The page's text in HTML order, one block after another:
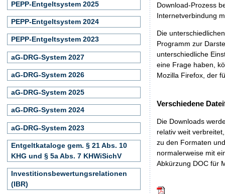
Download-Prozess
Internetverbindung
Die
Programm zur
unterschiedliche
eine Frage haben,
Mozilla Firefox, der
Verschiedene
Die Downloads
relativ weit
zu den Formaten
normalerweise mit
Abkürzung DOC für
PEPP-Entgeltsystem 2025
PEPP-Entgeltsystem 2024
PEPP-Entgeltsystem 2023
aG-DRG-System 2027
aG-DRG-System 2026
aG-DRG-System 2025
aG-DRG-System 2024
aG-DRG-System 2023
Entgeltkataloge gem. § 21 Abs. 10
KHG und § 5a Abs. 7 KHWiSichV
Investitionsbewertungsrelationen
(IBR)